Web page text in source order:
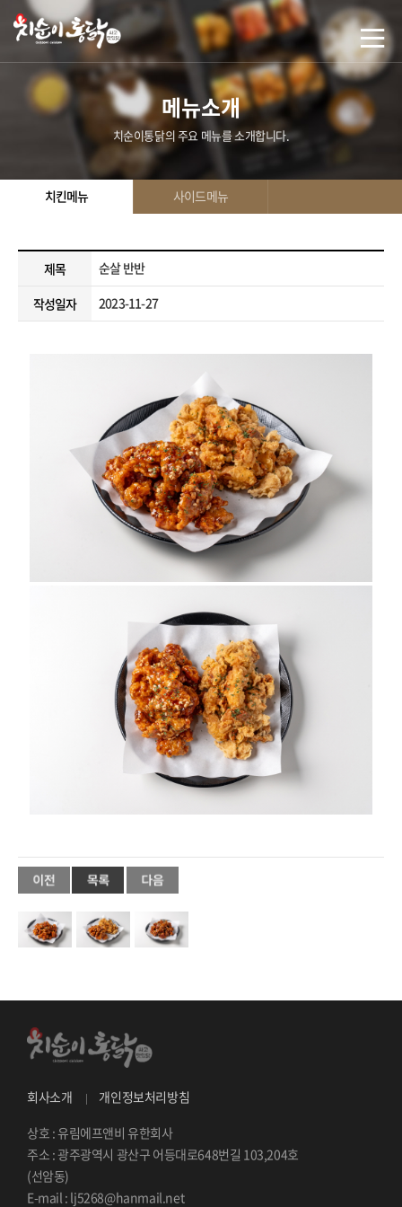
메뉴소개
치순이통닭의 주요 메뉴를 소개합니다.
치킨메뉴 사이드메뉴
제목
순살 반반
작성일자
2023-11-27
회사소개 개인정보처리방침
상호 : 유림에프앤비 유한회사
주소 : 광주광역시 광산구 어등대로648번길 103,204호
(선암동)
E-mail : lj5268@hanmail.net